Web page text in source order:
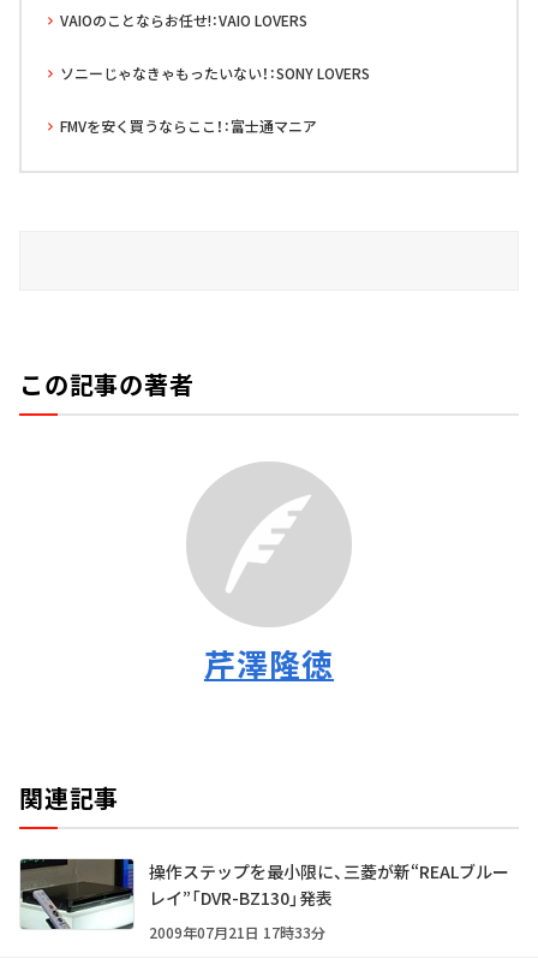
VAIOのことならお任せ!：VAIO LOVERS
ソニーじゃなきゃもったいない！：SONY LOVERS
FMVを安く買うならここ！：富士通マニア
この記事の著者
芹澤隆徳
関連記事
操作ステップを最小限に、三菱が新“REALブルー
レイ”「DVR-BZ130」発表
2009年07月21日 17時33分